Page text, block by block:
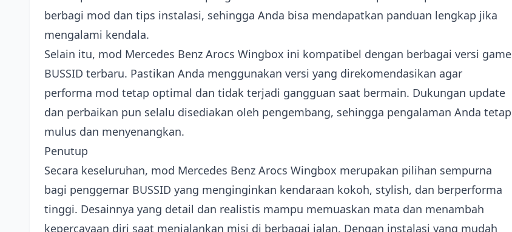
berbagi mod dan tips instalasi, sehingga Anda bisa mendapatkan panduan lengkap jika
mengalami kendala.
Selain itu, mod Mercedes Benz Arocs Wingbox ini kompatibel dengan berbagai versi game
BUSSID terbaru. Pastikan Anda menggunakan versi yang direkomendasikan agar
performa mod tetap optimal dan tidak terjadi gangguan saat bermain. Dukungan update
dan perbaikan pun selalu disediakan oleh pengembang, sehingga pengalaman Anda tetap
mulus dan menyenangkan.
Penutup
Secara keseluruhan, mod Mercedes Benz Arocs Wingbox merupakan pilihan sempurna
bagi penggemar BUSSID yang menginginkan kendaraan kokoh, stylish, dan berperforma
tinggi. Desainnya yang detail dan realistis mampu memuaskan mata dan menambah
kepercayaan diri saat menjalankan misi di berbagai jalan. Dengan instalasi yang mudah